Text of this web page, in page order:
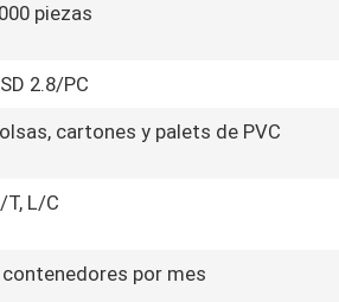
piezas
2.8/PC
cartones y palets de PVC
T, L/C
contenedores por mes